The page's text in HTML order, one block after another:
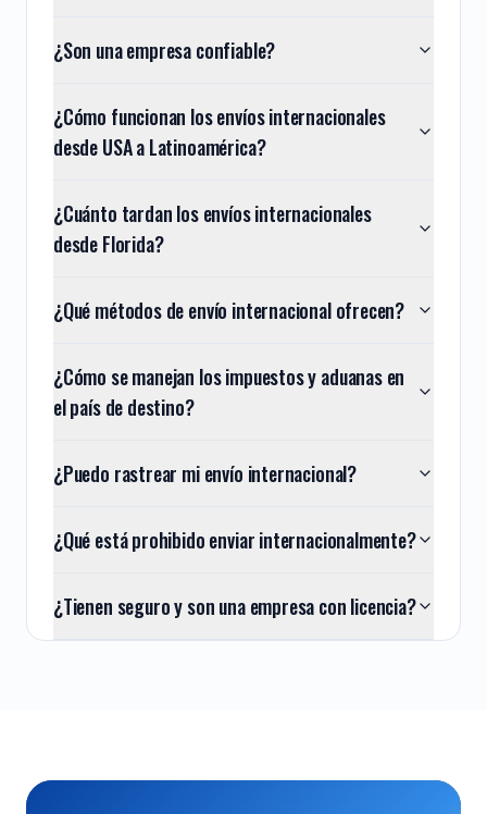
¿Son una empresa confiable?
¿Cómo funcionan los envíos internacionales
desde USA a Latinoamérica?
¿Cuánto tardan los envíos internacionales
desde Florida?
¿Qué métodos de envío internacional ofrecen?
¿Cómo se manejan los impuestos y aduanas en
el país de destino?
¿Puedo rastrear mi envío internacional?
¿Qué está prohibido enviar internacionalmente?
¿Tienen seguro y son una empresa con licencia?